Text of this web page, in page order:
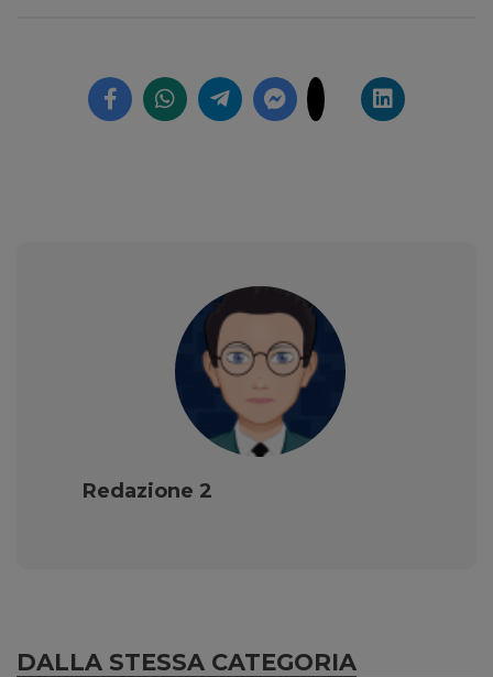
Redazione 2
DALLA STESSA CATEGORIA